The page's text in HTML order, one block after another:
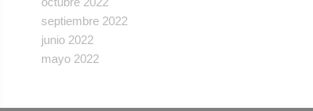
septiembre 2022
junio 2022
mayo 2022